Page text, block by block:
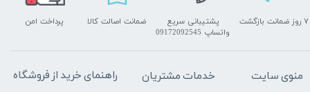
پشتیبانی سریع
واتساپ 09172092545
پرداخت امن ۷ روز ضمانت بازگشت ضمانت اصالت کالا
راهنمای خرید از فروشگاه خدمات مشتریان منوی سایت